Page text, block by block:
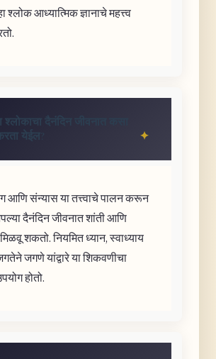
श्लोक आध्यात्मिक ज्ञानाचे महत्त्व
श्लोकाचा दैनंदिन जीवनात कसा
येईल?
आणि संन्यास या तत्त्वाचे पालन करून
दैनंदिन जीवनात शांती आणि
शकतो. नियमित ध्यान, स्वाध्याय
जगणे यांद्वारे या शिकवणीचा
होतो.